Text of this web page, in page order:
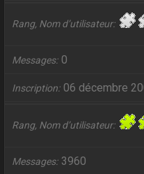
Rang, Nom d’utilisateur
Messages 0
Inscription 06 décembre
Rang, Nom d’utilisateur
Messages 3960